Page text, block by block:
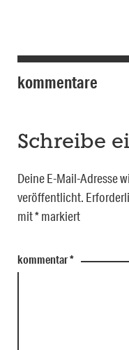
kommentare
Schreibe
Deine E-Mail-Adresse
veröffentlicht.
mit*markiert
kommentar*